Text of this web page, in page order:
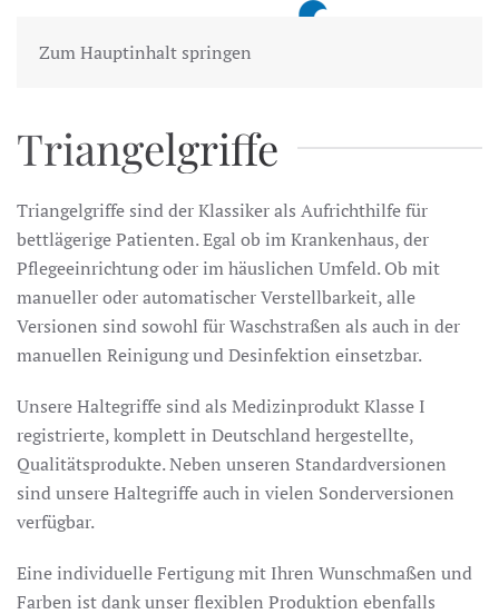
Zum Hauptinhalt springen
Triangelgriffe
Triangelgriffe sind der Klassiker als Aufrichthilfe für
bettlägerige Patienten. Egal ob im Krankenhaus, der
Pflegeeinrichtung oder im häuslichen Umfeld. Ob mit
manueller oder automatischer Verstellbarkeit, alle
Versionen sind sowohl für Waschstraßen als auch in der
manuellen Reinigung und Desinfektion einsetzbar.
Unsere Haltegriffe sind als Medizinprodukt Klasse I
registrierte, komplett in Deutschland hergestellte,
Qualitätsprodukte. Neben unseren Standardversionen
sind unsere Haltegriffe auch in vielen Sonderversionen
verfügbar.
Eine individuelle Fertigung mit Ihren Wunschmaßen und
Farben ist dank unser flexiblen Produktion ebenfalls